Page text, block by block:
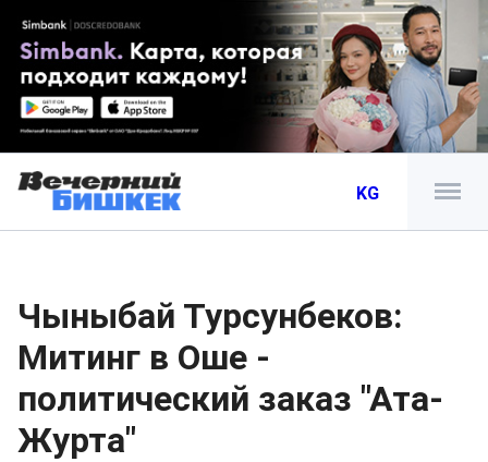
KG
Чыныбай Турсунбеков:
Митинг в Оше -
политический заказ "Ата-
Журта"